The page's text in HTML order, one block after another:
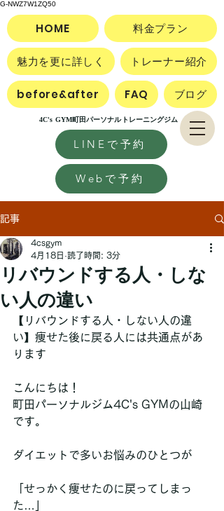
G-NWZ7W1ZQ50
LINEで予約
Webで予約
4C's GYM町田パーソナルトレーニングジム
HOME 料金プラン
魅力を更に詳しく トレーナー紹介
before&after FAQ ブログ
記事
リバウンドする人・しな
い人の違い
4csgym
4月18日 読了時間: 3分
【リバウンドする人・しない人の違
い】痩せた後に戻る人には共通点があ
ります
こんにちは！
町田パーソナルジム4C's GYMの山崎
です。
ダイエットで多いお悩みのひとつが
「せっかく痩せたのに戻ってしまっ
た…」